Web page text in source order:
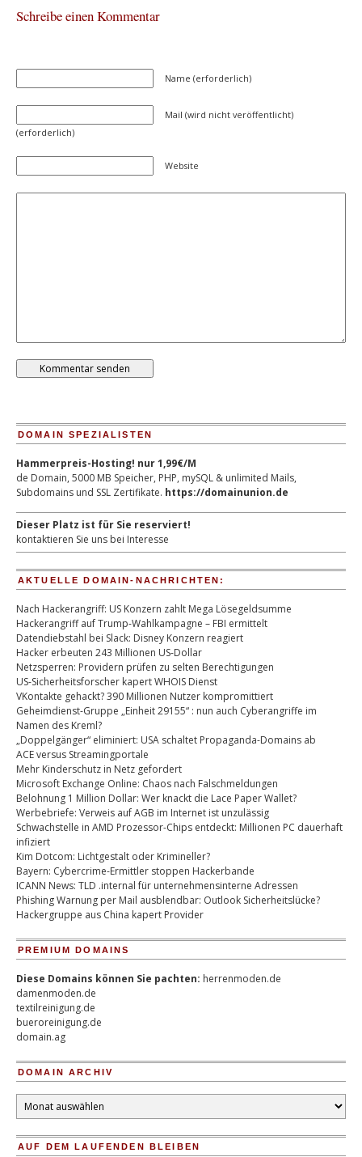
Schreibe einen Kommentar
Name (erforderlich)
Mail (wird nicht veröffentlicht)
(erforderlich)
Website
DOMAIN SPEZIALISTEN
Hammerpreis-Hosting! nur 1,99€/M
de Domain, 5000 MB Speicher, PHP, mySQL & unlimited Mails,
Subdomains und SSL Zertifikate. https://domainunion.de
Dieser Platz ist für Sie reserviert!
kontaktieren Sie uns bei Interesse
AKTUELLE DOMAIN-NACHRICHTEN:
Nach Hackerangriff: US Konzern zahlt Mega Lösegeldsumme
Hackerangriff auf Trump-Wahlkampagne – FBI ermittelt
Datendiebstahl bei Slack: Disney Konzern reagiert
Hacker erbeuten 243 Millionen US-Dollar
Netzsperren: Providern prüfen zu selten Berechtigungen
US-Sicherheitsforscher kapert WHOIS Dienst
VKontakte gehackt? 390 Millionen Nutzer kompromittiert
Geheimdienst-Gruppe „Einheit 29155“ : nun auch Cyberangriffe im
Namen des Kreml?
„Doppelgänger“ eliminiert: USA schaltet Propaganda-Domains ab
ACE versus Streamingportale
Mehr Kinderschutz in Netz gefordert
Microsoft Exchange Online: Chaos nach Falschmeldungen
Belohnung 1 Million Dollar: Wer knackt die Lace Paper Wallet?
Werbebriefe: Verweis auf AGB im Internet ist unzulässig
Schwachstelle in AMD Prozessor-Chips entdeckt: Millionen PC dauerhaft
infiziert
Kim Dotcom: Lichtgestalt oder Krimineller?
Bayern: Cybercrime-Ermittler stoppen Hackerbande
ICANN News: TLD .internal für unternehmensinterne Adressen
Phishing Warnung per Mail ausblendbar: Outlook Sicherheitslücke?
Hackergruppe aus China kapert Provider
PREMIUM DOMAINS
Diese Domains können Sie pachten: herrenmoden.de
damenmoden.de
textilreinigung.de
bueroreinigung.de
domain.ag
DOMAIN ARCHIV
Domain
Archiv
AUF DEM LAUFENDEN BLEIBEN